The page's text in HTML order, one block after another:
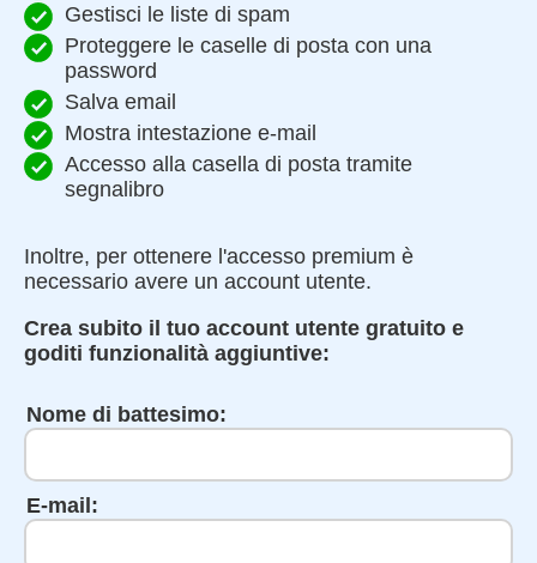
Gestisci le liste di spam
Proteggere le caselle di posta con una
password
Salva email
Mostra intestazione e-mail
Accesso alla casella di posta tramite
segnalibro
Inoltre, per ottenere l'accesso premium è
necessario avere un account utente.
Crea subito il tuo account utente gratuito e
goditi funzionalità aggiuntive:
Nome di battesimo:
E-mail: